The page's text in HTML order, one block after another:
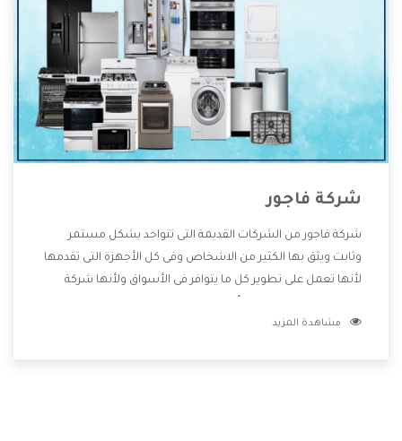
شركة فاجور
شركة فاجور من الشركات القديمة التى تتواجد بشكل مستمر
وثابت ويثق بها الكثير من الاشخاص وفى كل الأجهزة التى تقدمها
لأنها تعمل على تطوير كل ما يتوافر فى الأسواق ولأنها شركة
وتقدم للعملاء أقوى العروض والخصومات التى تسهل على
مشاهدة المزيد